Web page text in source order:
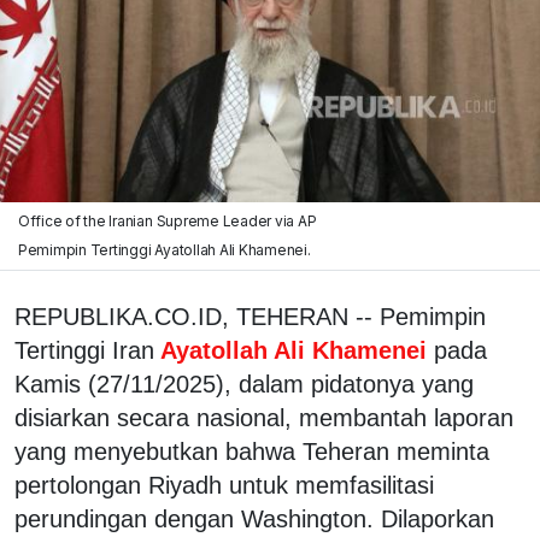
Office of the Iranian Supreme Leader via AP
Pemimpin Tertinggi Ayatollah Ali Khamenei.
REPUBLIKA.CO.ID, TEHERAN -- Pemimpin
Tertinggi Iran Ayatollah Ali Khamenei pada
Kamis (27/11/2025), dalam pidatonya yang
disiarkan secara nasional, membantah laporan
yang menyebutkan bahwa Teheran meminta
pertolongan Riyadh untuk memfasilitasi
perundingan dengan Washington. Dilaporkan